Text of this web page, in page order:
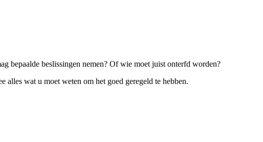
bepaalde beslissingen nemen? Of wie moet juist onterfd worden?
alles wat u moet weten om het goed geregeld te hebben.